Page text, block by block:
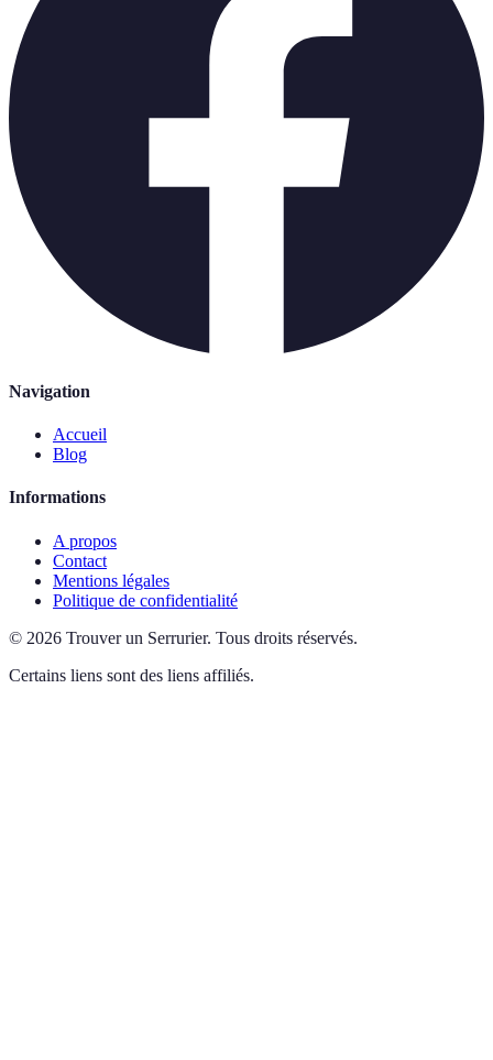
Navigation
Accueil
Blog
Informations
A propos
Contact
Mentions légales
Politique de confidentialité
© 2026 Trouver un Serrurier. Tous droits réservés.
Certains liens sont des liens affiliés.